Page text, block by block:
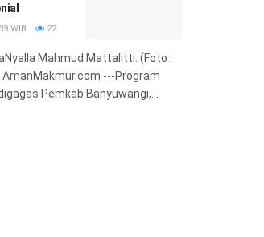
WIB 22
Mahmud Mattalitti. (Foto :
AmanMakmur.com ---Program
Pemkab Banyuwangi,...